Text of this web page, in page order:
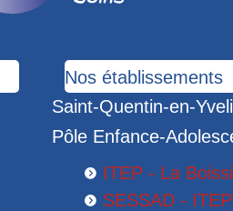
Nos établissements
Saint-Quentin-en-
Pôle Enfance-
ITEP - La
SESSAD -